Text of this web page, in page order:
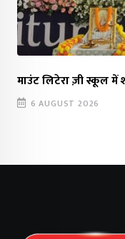
माउंट लिटेरा ज़ी स्कूल में
6 AUGUST 2026